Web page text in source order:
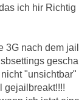
ich hir Richtig
3G nach dem
gejailbreakt!!!!